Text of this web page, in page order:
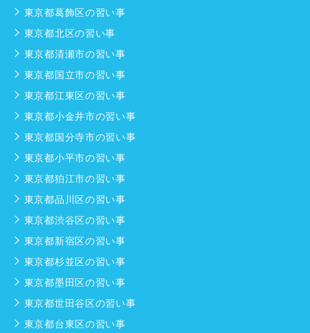
東京都葛飾区の習い事
東京都北区の習い事
東京都清瀬市の習い事
東京都国立市の習い事
東京都江東区の習い事
東京都小金井市の習い事
東京都国分寺市の習い事
東京都小平市の習い事
東京都狛江市の習い事
東京都品川区の習い事
東京都渋谷区の習い事
東京都新宿区の習い事
東京都杉並区の習い事
東京都墨田区の習い事
東京都世田谷区の習い事
東京都台東区の習い事